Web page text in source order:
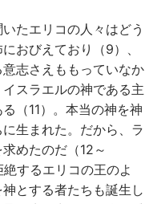
たエリコの人々はどう
おびえており（9）、
志さえももっていなか
スラエルの神である主
（11）。本当の神を神
生まれた。だから、ラ
めたのだ（12～
するエリコの王のよ
とする者たちも誕生し